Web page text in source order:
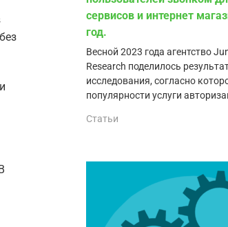
сервисов и интернет
год.
Весной 2023 года агентство
Research поделилось
исследования, согласно
популярности услуги
Статьи